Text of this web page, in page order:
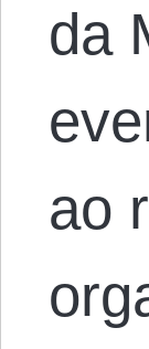
da
ao